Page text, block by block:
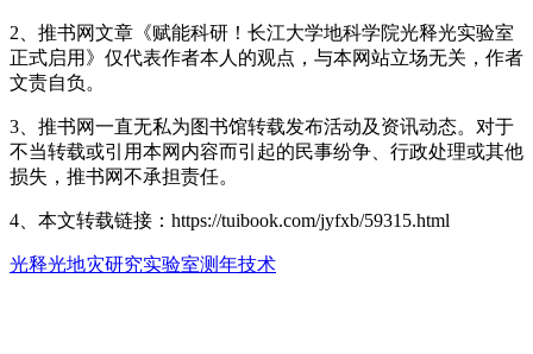
2、推书网文章《赋能科研！长江大学地科学院光释光实验室
正式启用》仅代表作者本人的观点，与本网站立场无关，作者
文责自负。
3、推书网一直无私为图书馆转载发布活动及资讯动态。对于
不当转载或引用本网内容而引起的民事纷争、行政处理或其他
损失，推书网不承担责任。
4、本文转载链接：https://tuibook.com/jyfxb/59315.html
光释光地灾研究实验室测年技术